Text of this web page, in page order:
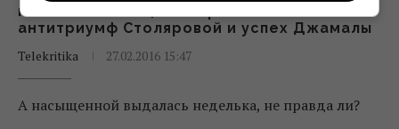
позволил нам оценить разными «лайками»
антитриумф Столяровой и успех Джамалы
Telekritika
27.02.2016 15:47
А насыщенной выдалась неделька, не правда ли?